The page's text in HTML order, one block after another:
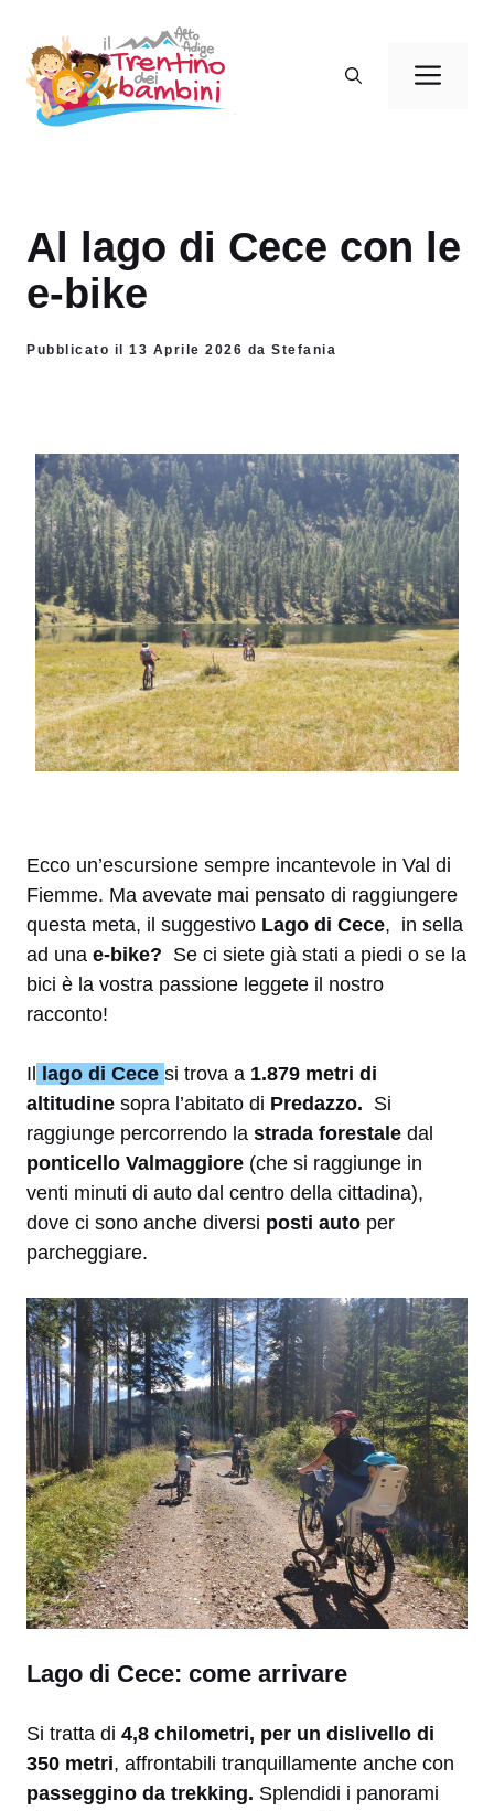
contenuto
Al lago di Cece con le
e-bike
Pubblicato il 13 Aprile 2026 da Stefania
Ecco un’escursione sempre incantevole in Val di
Fiemme. Ma avevate mai pensato di raggiungere
questa meta, il suggestivo Lago di Cece, in sella
ad una e-bike? Se ci siete già stati a piedi o se la
bici è la vostra passione leggete il nostro
racconto!
Il lago di Cece si trova a 1.879 metri di
altitudine sopra l’abitato di Predazzo. Si
raggiunge percorrendo la strada forestale dal
ponticello Valmaggiore (che si raggiunge in
venti minuti di auto dal centro della cittadina),
dove ci sono anche diversi posti auto per
parcheggiare.
Lago di Cece: come arrivare
Si tratta di 4,8 chilometri, per un dislivello di
350 metri, affrontabili tranquillamente anche con
passeggino da trekking. Splendidi i panorami